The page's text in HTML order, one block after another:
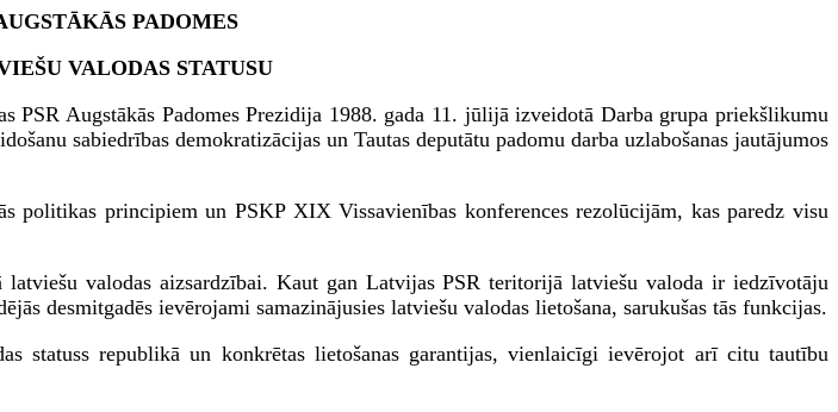
PADOMES
VALODAS STATUSU
Augstākās Padomes Prezidija 1988. gada 11. jūlijā izveidotā Darba grupa priekšlikumu
sabiedrības demokratizācijas un Tautas deputātu padomu darba uzlabošanas jautājumos
politikas principiem un PSKP XIX Vissavienības konferences rezolūcijām, kas paredz visu
valodas aizsardzībai. Kaut gan Latvijas PSR teritorijā latviešu valoda ir iedzīvotāju
desmitgadēs ievērojami samazinājusies latviešu valodas lietošana, sarukušas tās funkcijas.
statuss republikā un konkrētas lietošanas garantijas, vienlaicīgi ievērojot arī citu tautību